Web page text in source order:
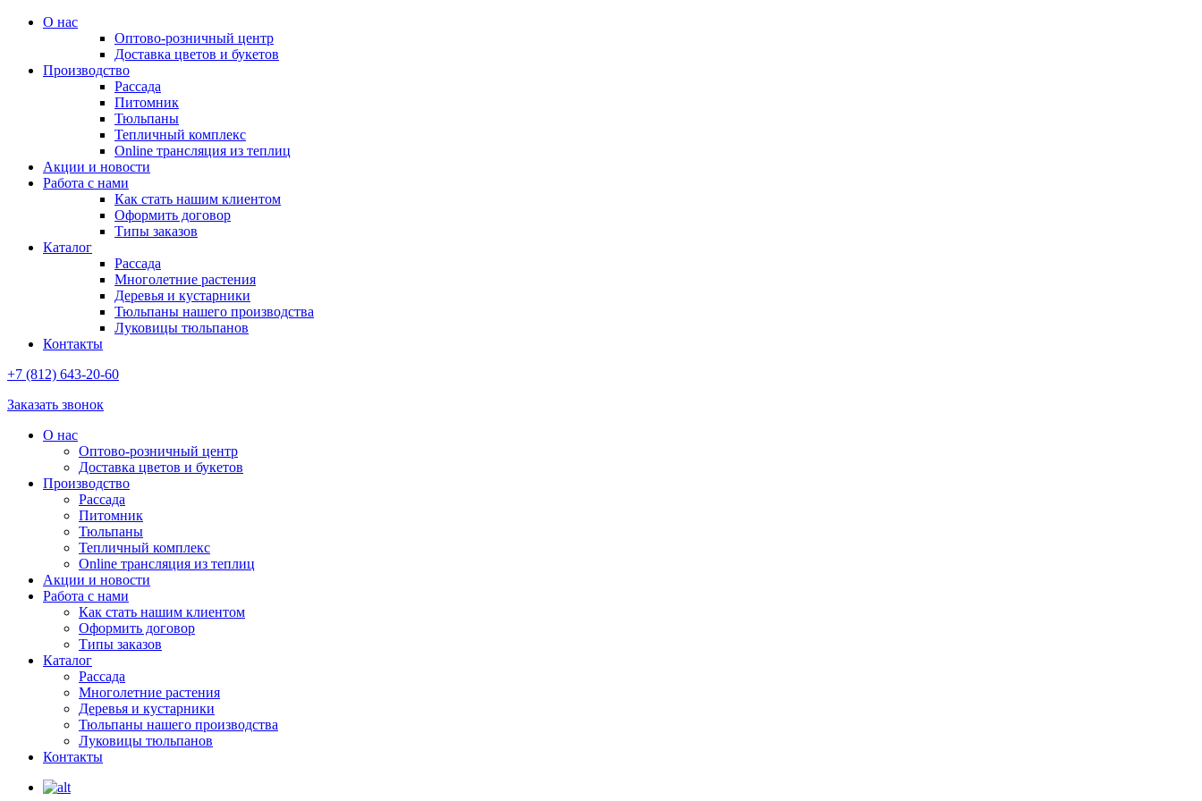
О нас
Оптово-розничный центр
Доставка цветов и букетов
Производство
Рассада
Питомник
Тюльпаны
Тепличный комплекс
Online трансляция из теплиц
Акции и новости
Работа с нами
Как стать нашим клиентом
Оформить договор
Типы заказов
Каталог
Рассада
Многолетние растения
Деревья и кустарники
Тюльпаны нашего производства
Луковицы тюльпанов
Контакты
+7 (812) 643-20-60
Заказать звонок
О нас
Оптово-розничный центр
Доставка цветов и букетов
Производство
Рассада
Питомник
Тюльпаны
Тепличный комплекс
Online трансляция из теплиц
Акции и новости
Работа с нами
Как стать нашим клиентом
Оформить договор
Типы заказов
Каталог
Рассада
Многолетние растения
Деревья и кустарники
Тюльпаны нашего производства
Луковицы тюльпанов
Контакты